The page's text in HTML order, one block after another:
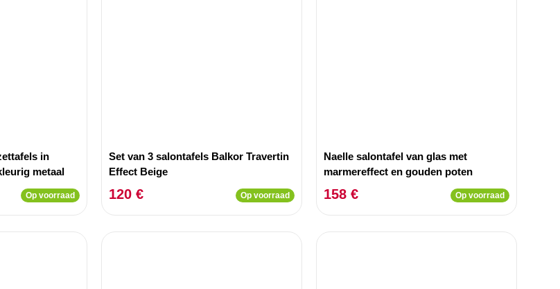
in
metaal
Op voorraad
Set van 3 salontafels Balkor Travertin
Effect Beige
120 € Op voorraad
Naelle salontafel van glas met
marmereffect en gouden poten
158 € Op voorraad